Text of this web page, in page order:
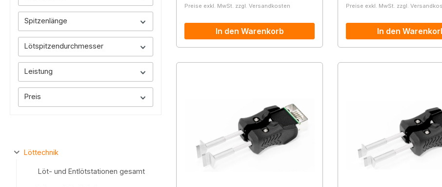
Spitzenlänge
Lötspitzendurchmesser
Leistung
Preis
Löttechnik
Löt- und Entlötstationen gesamt
Preise exkl. MwSt. zzgl. Versandkosten
In den Warenkorb
Preise exkl. MwSt. zzgl.
In den